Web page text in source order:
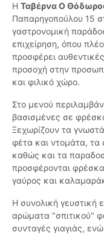
Η Ταβέρνα Ο
Παπαρηγοπούλου 15
γαστρονομική
επιχείρηση, όπου
προσφέρει
προσοχή στην
και φιλικό χώρο.
Στο μενού
βασισμένες σε
Ξεχωρίζουν τα
φέτα και ντομάτα, τα
καθώς και τα
προσφέρονται
γαύρος και
Η συνολική γευστική
αρώματα "σπιτικού"
συνταγές γιαγιάς,